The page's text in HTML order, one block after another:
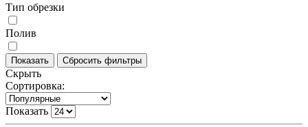
Тип обрезки
Полив
Скрыть
Сортировка:
Показать